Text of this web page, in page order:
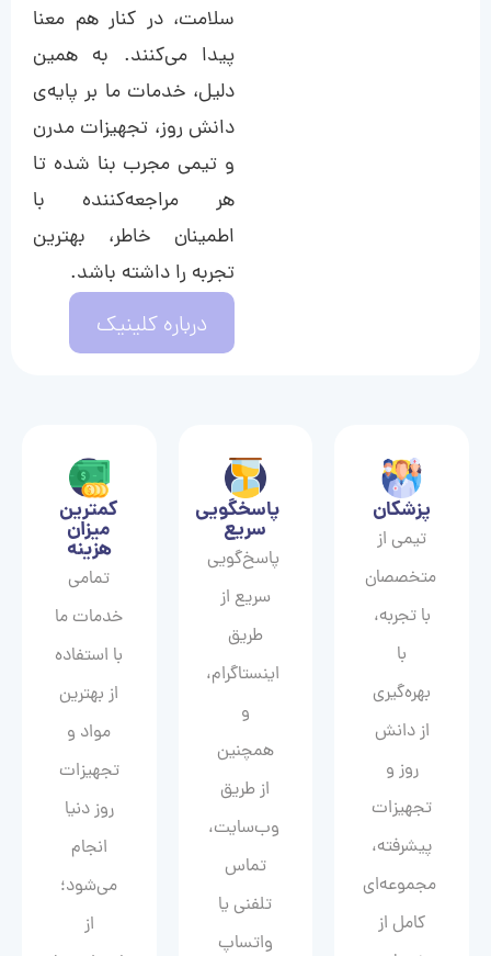
سلامت، در کنار هم معنا
پیدا می‌کنند. به همین
دلیل، خدمات ما بر پایه‌ی
دانش روز، تجهیزات مدرن
و تیمی مجرب بنا شده تا
هر مراجعه‌کننده با
اطمینان خاطر، بهترین
تجربه را داشته باشد.
درباره کلینیک
پزشکان
تیمی از
متخصصان
با تجربه،
با
بهره‌گیری
از دانش
روز و
تجهیزات
پیشرفته،
مجموعه‌ای
کامل از
پاسخگویی
سریع
پاسخ‌گویی
سریع از
طریق
اینستاگرام،
و
همچنین
از طریق
وب‌سایت،
تماس
تلفنی یا
واتساپ
کمترین
میزان
هزینه
تمامی
خدمات ما
با استفاده
از بهترین
مواد و
تجهیزات
روز دنیا
انجام
می‌شود؛
از